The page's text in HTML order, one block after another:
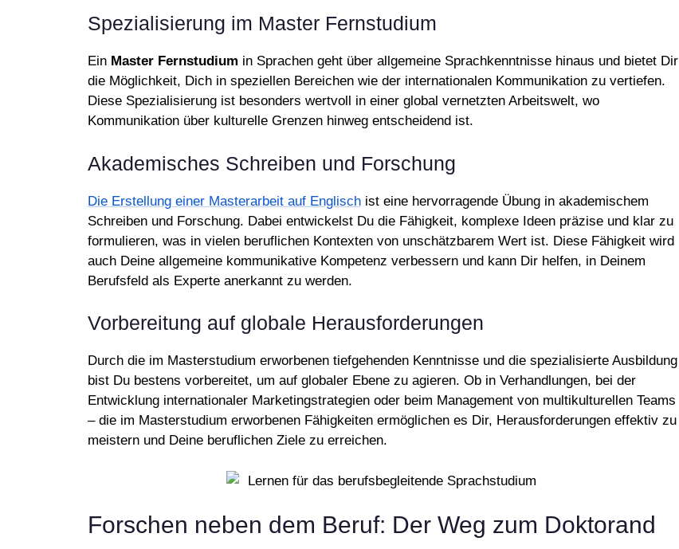
Spezialisierung im Master Fernstudium
Ein Master Fernstudium in Sprachen geht über allgemeine Sprachkenntnisse hinaus und bietet Dir
die Möglichkeit, Dich in speziellen Bereichen wie der internationalen Kommunikation zu vertiefen.
Diese Spezialisierung ist besonders wertvoll in einer global vernetzten Arbeitswelt, wo
Kommunikation über kulturelle Grenzen hinweg entscheidend ist.
Akademisches Schreiben und Forschung
Die Erstellung einer Masterarbeit auf Englischist eine hervorragende Übung in akademischem
Schreiben und Forschung. Dabei entwickelst Du die Fähigkeit, komplexe Ideen präzise und klar zu
formulieren, was in vielen beruflichen Kontexten von unschätzbarem Wert ist. Diese Fähigkeit wird
auch Deine allgemeine kommunikative Kompetenz verbessern und kann Dir helfen, in Deinem
Berufsfeld als Experte anerkannt zu werden.
Vorbereitung auf globale Herausforderungen
Durch die im Masterstudium erworbenen tiefgehenden Kenntnisse und die spezialisierte Ausbildung
bist Du bestens vorbereitet, um auf globaler Ebene zu agieren. Ob in Verhandlungen, bei der
Entwicklung internationaler Marketingstrategien oder beim Management von multikulturellen Teams
– die im Masterstudium erworbenen Fähigkeiten ermöglichen es Dir, Herausforderungen effektiv zu
meistern und Deine beruflichen Ziele zu erreichen.
Forschen neben dem Beruf: Der Weg zum Doktorand